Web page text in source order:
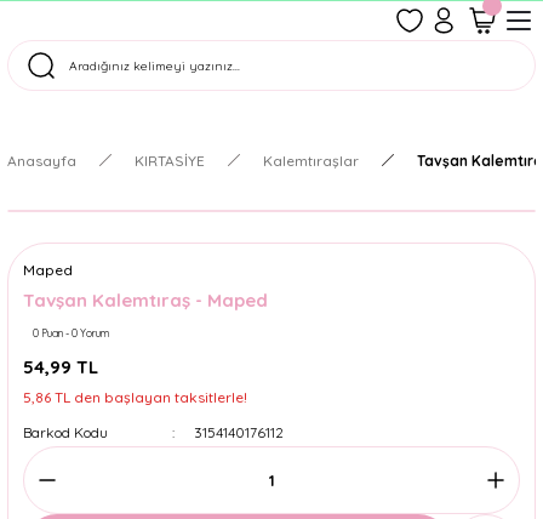
Tüm Siparişler Aynı Gün Kargoda!
Anasayfa KIRTASİYE Kalemtıraşlar Tavşan
Maped
Tavşan Kalemtıraş - Maped
0 Puan - 0 Yorum
54,99 TL
5,86 TL den başlayan taksitlerle!
Barkod Kodu
3154140176112